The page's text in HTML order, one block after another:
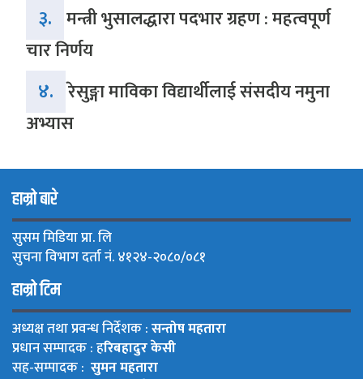
३. मन्त्री भुसालद्धारा पदभार ग्रहण : महत्वपूर्ण
चार निर्णय
४. रेसुङ्गा माविका विद्यार्थीलाई संसदीय नमुना
अभ्यास
हाम्रो बारे
सुसम मिडिया प्रा. लि
सुचना विभाग दर्ता नं. ४१२४-२०८०/०८१
हाम्रो टिम
अध्यक्ष तथा प्रवन्ध निर्देशक :सन्तोष महतारा
प्रधान सम्पादक : हरिबहादुर केसी
सह-सम्पादक : सुमन महतारा